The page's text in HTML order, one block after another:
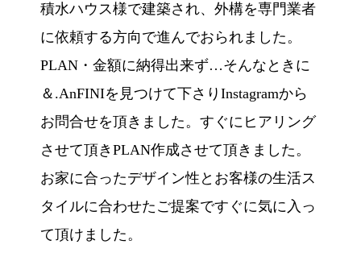
積水ハウス様で建築され、外構を専門業者
に依頼する方向で進んでおられました。
PLAN・金額に納得出来ず…そんなときに
＆.AnFINIを見つけて下さりInstagramから
お問合せを頂きました。すぐにヒアリング
させて頂きPLAN作成させて頂きました。
お家に合ったデザイン性とお客様の生活ス
タイルに合わせたご提案ですぐに気に入っ
て頂けました。